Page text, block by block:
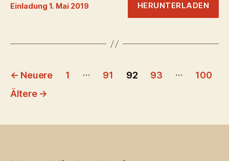
Einladung 1. Mai 2019 HERUNTERLADEN
Seitennummerierung
der
← Neuere 1 … 91 92 93 …
100
Ältere →